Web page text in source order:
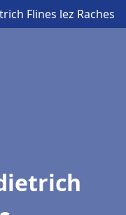
Flines lez Raches